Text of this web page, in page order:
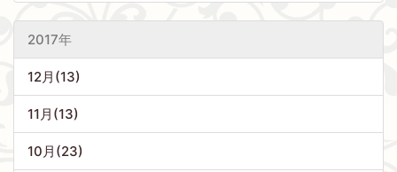
2017年
12月(13)
11月(13)
10月(23)